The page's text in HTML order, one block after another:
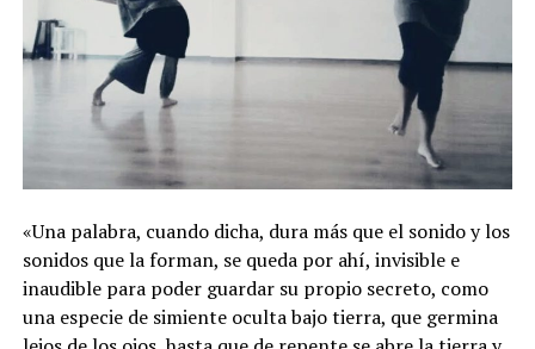
«Una palabra, cuando dicha, dura más que el sonido y los
sonidos que la forman, se queda por ahí, invisible e
inaudible para poder guardar su propio secreto, como
una especie de simiente oculta bajo tierra, que germina